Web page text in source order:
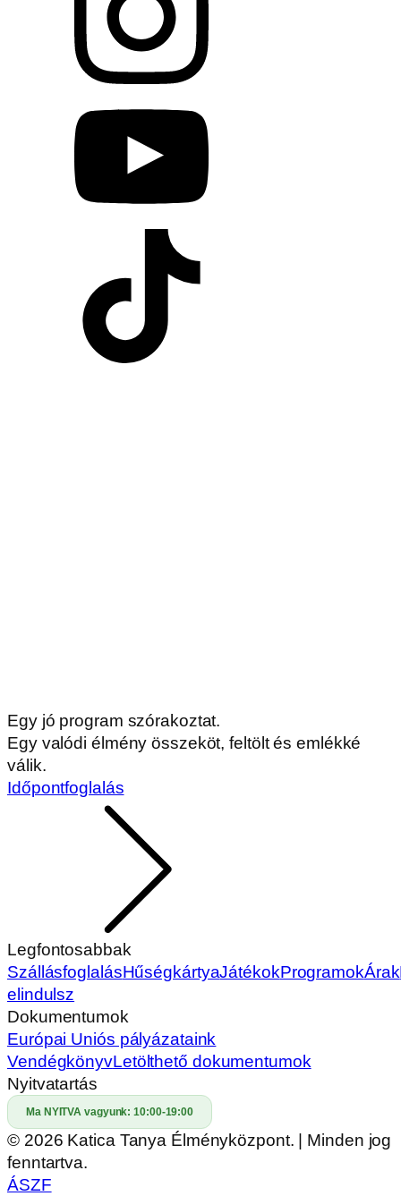
Egy jó program szórakoztat.
Egy valódi élmény összeköt, feltölt és emlékké
válik.
Időpontfoglalás
Legfontosabbak
SzállásfoglalásHűségkártyaJátékokProgramokÁrak
elindulsz
Dokumentumok
Európai Uniós pályázataink
VendégkönyvLetölthető dokumentumok
Nyitvatartás
Ma NYITVA vagyunk:10:00-19:00
© 2026 Katica Tanya Élményközpont. | Minden jog
fenntartva.
ÁSZF